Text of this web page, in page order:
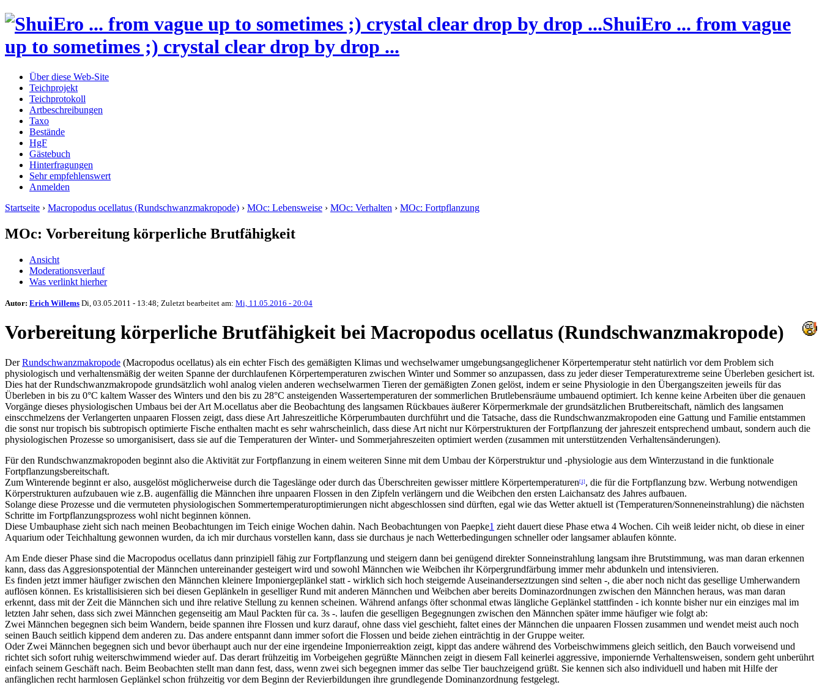
ShuiEro ... from vague
up to sometimes ;) crystal clear drop by drop ...
Über diese Web-Site
Teichprojekt
Teichprotokoll
Artbeschreibungen
Taxo
Bestände
HgF
Gästebuch
Hinterfragungen
Sehr empfehlenswert
Anmelden
Startseite › Macropodus ocellatus (Rundschwanzmakropode) › MOc: Lebensweise › MOc: Verhalten › MOc: Fortpflanzung
MOc: Vorbereitung körperliche Brutfähigkeit
Ansicht
Moderationsverlauf
Was verlinkt hierher
Autor: Erich Willems Di, 03.05.2011 - 13:48; Zuletzt bearbeitet am: Mi, 11.05.2016 - 20:04
Vorbereitung körperliche Brutfähigkeit bei Macropodus ocellatus (Rundschwanzmakropode)
DerRundschwanzmakropode (Macropodus ocellatus) als ein echter Fisch des gemäßigten Klimas und wechselwamer umgebungsangeglichener Körpertemperatur steht natürlich vor dem Problem sich
physiologisch und verhaltensmäßig der weiten Spanne der durchlaufenen Körpertemperaturen zwischen Winter und Sommer so anzupassen, dass zu jeder dieser Temperaturextreme seine Überleben gesichert ist.
Dies hat der Rundschwanzmakropode grundsätzlich wohl analog vielen anderen wechselwarmen Tieren der gemäßigten Zonen gelöst, indem er seine Physiologie in den Übergangszeiten jeweils für das
Überleben in bis zu 0°C kaltem Wasser des Winters und den bis zu 28°C ansteigenden Wassertemperaturen der sommerlichen Brutlebensräume umbauend optimiert. Ich kenne keine Arbeiten über die genauen
Vorgänge dieses physiologischen Umbaus bei der Art M.ocellatus aber die Beobachtung des langsamen Rückbaues äußerer Körpermerkmale der grundsätzlichen Brutbereitschaft, nämlich des langsamen
einscchmelzens der Verlangerten unpaaren Flossen zeigt, dass diese Art Jahreszeitliche Körperumbauten durchführt und die Tatsache, dass die Rundschwanzmakropoden eine Gattung und Familie entstammen
die sonst nur tropisch bis subtropisch optimierte Fische enthalten macht es sehr wahrscheinlich, dass diese Art nicht nur Körperstrukturen der Fortpflanzung der jahreszeit entsprechend umbaut, sondern auch die
physiologischen Prozesse so umorganisisert, dass sie auf die Temperaturen der Winter- und Sommerjahreszeiten optimiert werden (zusammen mit unterstützenden Verhaltensänderungen).
Für den Rundschwanzmakropoden beginnt also die Aktivität zur Fortpflanzung in einem weiteren Sinne mit dem Umbau der Körperstruktur und -physiologie aus dem Winterzustand in die funktionale
Fortpflanzungsbereitschaft.
Zum Winterende beginnt er also, ausgelöst möglicherweise durch die Tageslänge oder durch das Überschreiten gewisser mittlere Körpertemperaturen[1] , die für die Fortpflanzung bzw. Werbung notwendigen
Körperstrukturen aufzubauen wie z.B. augenfällig die Männchen ihre unpaaren Flossen in den Zipfeln verlängern und die Weibchen den ersten Laichansatz des Jahres aufbauen.
Solange diese Prozesse und die vermuteten physiologischen Sommertemperaturoptimierungen nicht abgeschlossen sind dürften, egal wie das Wetter aktuell ist (Temperaturen/Sonneneinstrahlung) die nächsten
Schritte im Fortpflanzungsprozess wohl nicht beginnen können.
Diese Umbauphase zieht sich nach meinen Beobachtungen im Teich einige Wochen dahin. Nach Beobachtungen von Paepke1 zieht dauert diese Phase etwa 4 Wochen. Cih weiß leider nicht, ob diese in einer
Aquarium oder Teichhaltung gewonnen wurden, da ich mir durchaus vorstellen kann, dass sie durchaus je nach Wetterbedingungen schneller oder langsamer ablaufen könnte.
Am Ende dieser Phase sind die Macropodus ocellatus dann prinzipiell fähig zur Fortpflanzung und steigern dann bei genügend direkter Sonneinstrahlung langsam ihre Brutstimmung, was man daran erkennen
kann, dass das Aggresionspotential der Männchen untereinander gesteigert wird und sowohl Männchen wie Weibchen ihr Körpergrundfärbung immer mehr abdunkeln und intensivieren.
Es finden jetzt immer häufiger zwischen den Männchen kleinere Imponiergeplänkel statt - wirklich sich hoch steigernde Auseinanderseztzungen sind selten -, die aber noch nicht das gesellige Umherwandern
auflösen können. Es kristallisisieren sich bei diesen Geplänkeln in geselliger Rund mit anderen Männchen und Weibchen aber bereits Dominazordnungen zwischen den Männchen heraus, was man daran
erkennt, dass mit der Zeit die Männchen sich und ihre relative Stellung zu kennen scheinen. Während anfangs öfter schonmal etwas längliche Geplänkel stattfinden - ich konnte bisher nur ein einziges mal im
letzten Jahr sehen, dass sich zwei Männchen gegenseitig am Maul Packten für ca. 3s -. laufen die geselligen Begegnungen zwischen den Männchen später imme häufiger wie folgt ab:
Zwei Männchen begegnen sich beim Wandern, beide spannen ihre Flossen und kurz darauf, ohne dass viel geschieht, faltet eines der Männchen die unpaaren Flossen zusammen und wendet meist auch noch
seinen Bauch seitlich kippend dem anderen zu. Das andere entspannt dann immer sofort die Flossen und beide ziehen einträchtig in der Gruppe weiter.
Oder Zwei Männchen begegnen sich und bevor überhaupt auch nur der eine irgendeine Imponierreaktion zeigt, kippt das andere während des Vorbeischwimmens gleich seitlich, den Bauch vorweisend und
richtet sich sofort ruhig weiterschwimmend wieder auf. Das derart frühzeitig im Vorbeigehen gegrüßte Männchen zeigt in diesem Fall keinerlei aggressive, imponiernde Verhaltensweisen, sondern geht unberührt
einfach seinem Geschäft nach. Beim Beobachten stellt man dann fest, dass, wenn zwei sich begegnen immer das selbe Tier bauchzeigend grüßt. Sie kennen sich also individuell und haben mit Hilfe der
anfänglichen recht harmlosen Geplänkel schon frühzeitig vor dem Beginn der Revierbildungen ihre grundlegende Dominanzordnung festgelegt.